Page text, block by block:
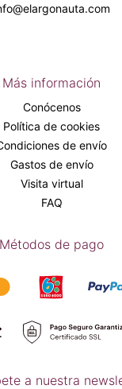
Más información
Conócenos
Política de cookies
de envío
Gastos de envío
Visita virtual
FAQ
Métodos de pago
a nuestra